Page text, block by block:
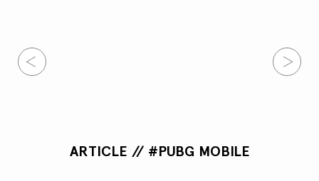
ARTICLE // #PUBG MOBILE